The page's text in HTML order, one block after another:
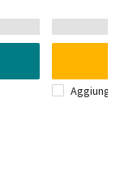
Aggiungi